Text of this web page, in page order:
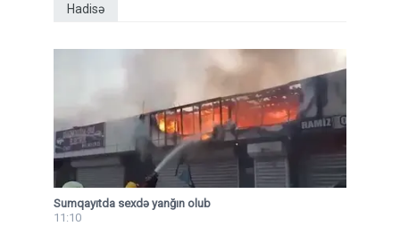
Hadisə
Sumqayıtda sexdə yanğın olub
11:10